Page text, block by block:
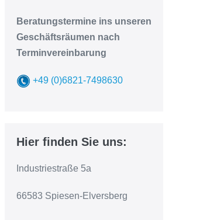
Beratungstermine ins unseren
Geschäftsräumen nach
Terminvereinbarung
+49 (0)6821-7498630
Hier finden Sie uns:
Industriestraße 5a
66583 Spiesen-Elversberg